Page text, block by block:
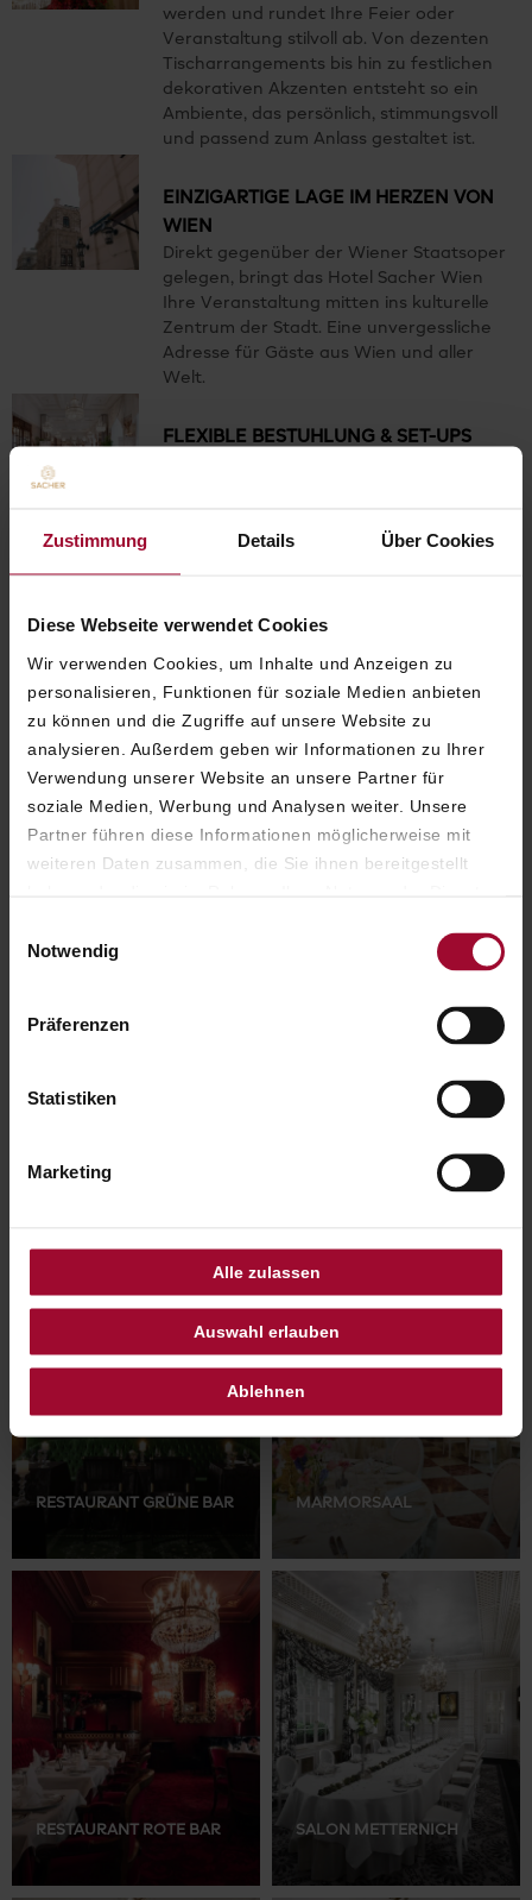
Zustimmung Details Über Cookies
Diese Webseite verwendet Cookies
Wir verwenden Cookies, um Inhalte und Anzeigen zu
personalisieren, Funktionen für soziale Medien anbieten
zu können und die Zugriffe auf unsere Website zu
analysieren. Außerdem geben wir Informationen zu Ihrer
Verwendung unserer Website an unsere Partner für
soziale Medien, Werbung und Analysen weiter. Unsere
Partner führen diese Informationen möglicherweise mit
weiteren Daten zusammen, die Sie ihnen bereitgestellt
unsererDatenschutzerklärung
Notwendig
Präferenzen
Statistiken
Marketing
Alle zulassen
Auswahl erlauben
Ablehnen
werden und rundet Ihre Feier oder
Veranstaltung stilvoll ab. Von dezenten
Tischarrangements bis hin zu festlichen
dekorativen Akzenten entsteht so ein
Ambiente, das persönlich, stimmungsvoll
und passend zum Anlass gestaltet ist.
EINZIGARTIGE LAGE IM HERZEN VON
WIEN
Direkt gegenüber der Wiener Staatsoper
gelegen, bringt das Hotel Sacher Wien
Ihre Veranstaltung mitten ins kulturelle
Zentrum der Stadt. Eine unvergessliche
Adresse für Gäste aus Wien und aller
Welt.
FLEXIBLE BESTUHLUNG & SET-UPS
Veranstaltungsräume lassen sich
Detail arrangiert.
VERANSTALTUNGSTECHNIK
Ob Präsentation, Business-Event oder
private Vorführung – auf Wunsch
können unsere Veranstaltungsräume mit
um einen reibungslosen Ablauf zu
unterstützen. Hochauflösende Screens
UNSERE VERANSTALTUNGSRÄUME
PASSENDEN RAHMEN FÜR
RESTAURANT GRÜNE BAR MARMORSAAL
RESTAURANT ROTE BAR SALON METTERNICH